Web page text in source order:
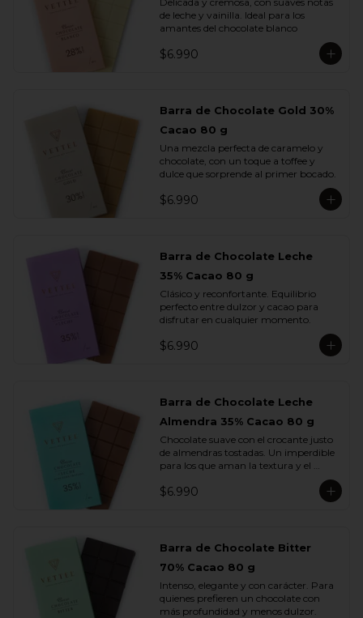
crujiente e irresistible.
viaje de sabor profundo y auténtico,
de leche y vainilla. Ideal para los
amantes del chocolate blanco
$6.990
Barra de Chocolate Gold 30%
Cacao 80 g
Una mezcla perfecta de caramelo y
chocolate, con un toque a toffee y
dulce que sorprende al primer bocado.
$6.990
Barra de Chocolate Leche
35% Cacao 80 g
Clásico y reconfortante. Equilibrio
perfecto entre dulzor y cacao para
disfrutar en cualquier momento.
$6.990
Barra de Chocolate Leche
Almendra 35% Cacao 80 g
Chocolate suave con el crocante justo
de almendras tostadas. Un imperdible
para los que aman la textura y el
$6.990
Barra de Chocolate Bitter
70% Cacao 80 g
Intenso, elegante y con carácter. Para
quienes prefieren un chocolate con
más profundidad y menos dulzor.